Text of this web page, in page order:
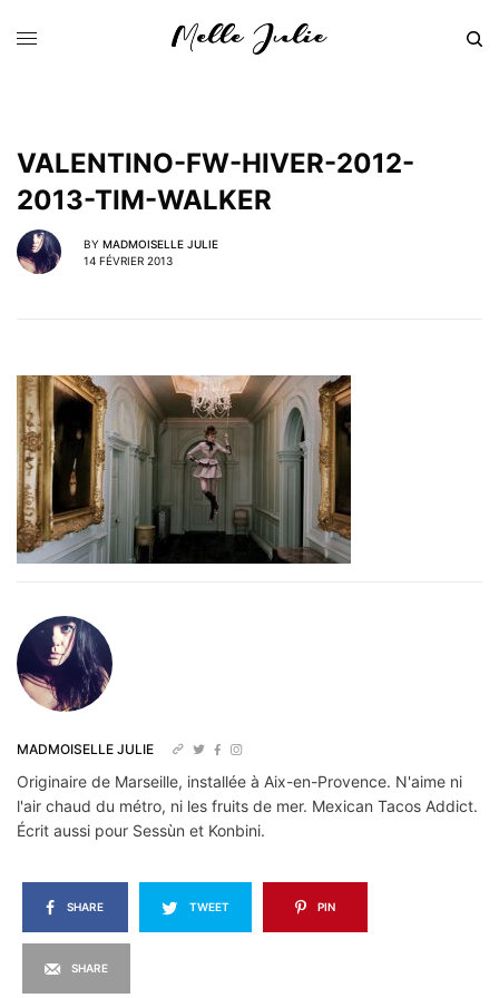
VALENTINO-FW-HIVER-2012-
2013-TIM-WALKER
BY MADMOISELLE JULIE
14 FÉVRIER 2013
MADMOISELLE JULIE
Originaire de Marseille, installée à Aix-en-Provence. N'aime ni
l'air chaud du métro, ni les fruits de mer. Mexican Tacos Addict.
Écrit aussi pour Sessùn et Konbini.
SHARE TWEET PIN
SHARE